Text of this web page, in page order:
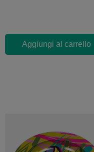
Aggiungi al carrello